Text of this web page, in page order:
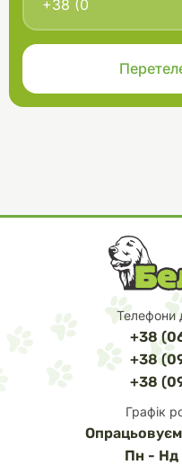
Телефони
+38
+38
+38
Графік
Пн - Нд